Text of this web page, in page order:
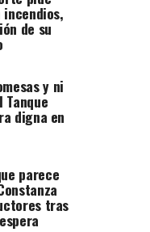
de su
y ni
Tanque
digna en
parece
tras